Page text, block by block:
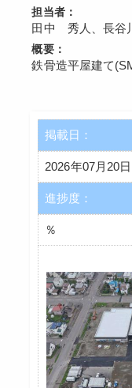
担当者：
田中 秀人、長
概要：
鉄骨造平屋建て
掲載日：
2026年07月20日
進捗度：
％